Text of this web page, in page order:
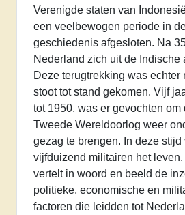
Verenigde staten van
een veelbewogen periode in
geschiedenis afgesloten. Na
Nederland zich uit de Indische
Deze terugtrekking was echter
stoot tot stand gekomen. Vijf
tot 1950, was er gevochten
Tweede Wereldoorlog weer
gezag te brengen. In deze
vijfduizend militairen het
vertelt in woord en beeld de
politieke, economische en
factoren die leidden tot